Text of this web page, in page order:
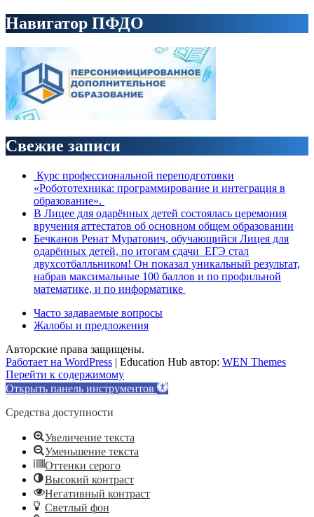
Навигатор ПФДО
Свежие записи
Курс профессиональной переподготовки
«Робототехника: программирование и интеграция в
образование».
В Лицее для одарённых детей состоялась церемония
вручения аттестатов об основном общем образовании
Бечканов Ренат Муратович, обучающийся Лицея для
одарённых детей, по итогам сдачи ЕГЭ стал
двухсотбалльником! Он показал уникальный результат,
набрав максимальные 100 баллов и по профильной
математике, и по информатике
Часто задаваемые вопросы
Жалобы и предложения
Авторские права защищены.
Работает на WordPress | Education Hub автор: WEN Themes
Перейти к содержимому
Открыть панель инструментов
Средства доступности
Увеличение текста
Уменьшение текста
Оттенки серого
Высокий контраст
Негативный контраст
Светлый фон